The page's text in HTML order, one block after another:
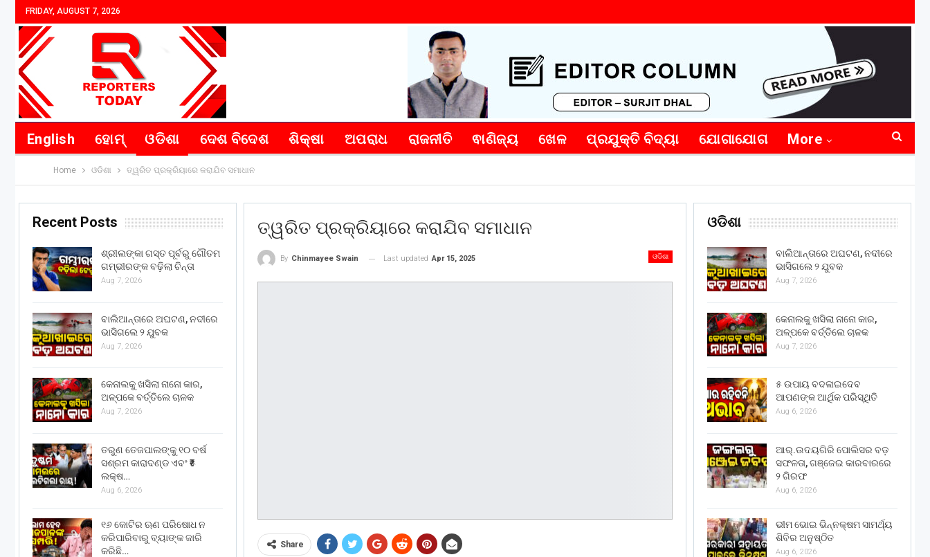
FRIDAY, AUGUST 7, 2026
English ହୋମ୍ ଓଡିଶା ଦେଶ ବିଦେଶ ଶିକ୍ଷା ଅପରାଧ ରାଜନୀତି ଵାଣିଜ୍ୟ ଖେଳ ପ୍ରଯୁକ୍ତି ବିଦ୍ୟା ଯୋଗାଯୋଗ More
Home ଓଡିଶା ତ୍ୱରିତ ପ୍ରକ୍ରିୟାରେ କରାଯିବ ସମାଧାନ
ତ୍ୱରିତ ପ୍ରକ୍ରିୟାରେ କରାଯିବ ସମାଧାନ
ଓଡିଶା
By Chinmayee Swain Last updated Apr 15, 2025
Share
ଓଡିଶା
ବାଲିଆନ୍ତାରେ ଅଘଟଣ, ନଦୀରେ
ଭାସିଗଲେ ୨ ଯୁବକ
Aug 7, 2026
କେନାଲକୁ ଖସିଲା ନାନୋ କାର,
ଅଳ୍ପକେ ବର୍ତ୍ତିଲେ ଚାଳକ
Aug 7, 2026
୫ ଉପାୟ ବଦଳାଇଦେବ
ଆପଣଙ୍କ ଆର୍ଥିକ ପରିସ୍ଥିତି
Aug 6, 2026
ଆର୍.ଉଦୟଗିରି ପୋଲିସର ବଡ଼
ସଫଳତା, ଗଞ୍ଜେଇ କାରବାରରେ
୨ ଗିରଫ
Aug 6, 2026
ଭୀମ ଭୋଇ ଭିନ୍ନକ୍ଷମ ସାମର୍ଥ୍ୟ
ଶିବିର ଅନୁଷ୍ଠିତ
Aug 6, 2026
Recent Posts
ଶ୍ରୀଲଙ୍କା ଗସ୍ତ ପୂର୍ବରୁ ଗୌତମ
ଗମ୍ଭୀରଙ୍କ ବଢ଼ିଲା ଚିନ୍ତା
Aug 7, 2026
ବାଲିଆନ୍ତାରେ ଅଘଟଣ, ନଦୀରେ
ଭାସିଗଲେ ୨ ଯୁବକ
Aug 7, 2026
କେନାଲକୁ ଖସିଲା ନାନୋ କାର,
ଅଳ୍ପକେ ବର୍ତ୍ତିଲେ ଚାଳକ
Aug 7, 2026
ତରୁଣ ତେଜପାଲଙ୍କୁ ୧୦ ବର୍ଷ
ସଶ୍ରମ କାରାଦଣ୍ଡ ଏବଂ ₹୫
ଲକ୍ଷ…
Aug 6, 2026
୧୬ କୋଟିର ଋଣ ପରିଷୋଧ ନ
କରିପାରିବାରୁ ବ୍ୟାଙ୍କ ଜାରି
କରିଛି…